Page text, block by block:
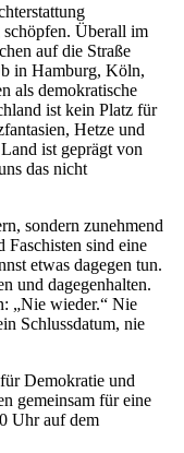
Überall im
auf die Straße
in Hamburg, Köln,
als demokratische
ist kein Platz für
Hetze und
ist geprägt von
das nicht
sondern zunehmend
Faschisten sind eine
etwas dagegen tun.
und dagegenhalten.
„Nie wieder.“ Nie
Schlussdatum, nie
Demokratie und
gemeinsam für eine
Uhr auf dem